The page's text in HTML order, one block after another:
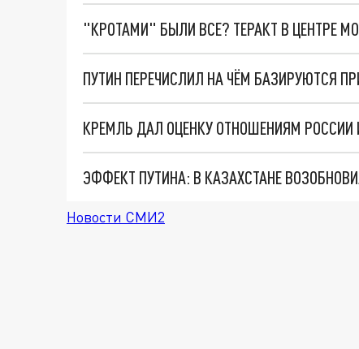
"КРОТАМИ" БЫЛИ ВСЕ? ТЕРАКТ В ЦЕНТРЕ
КРЕМЛЬ ДАЛ ОЦЕНКУ ОТНОШЕНИЯМ РОССИИ
ЭФФЕКТ ПУТИНА: В КАЗАХСТАНЕ
Новости СМИ2